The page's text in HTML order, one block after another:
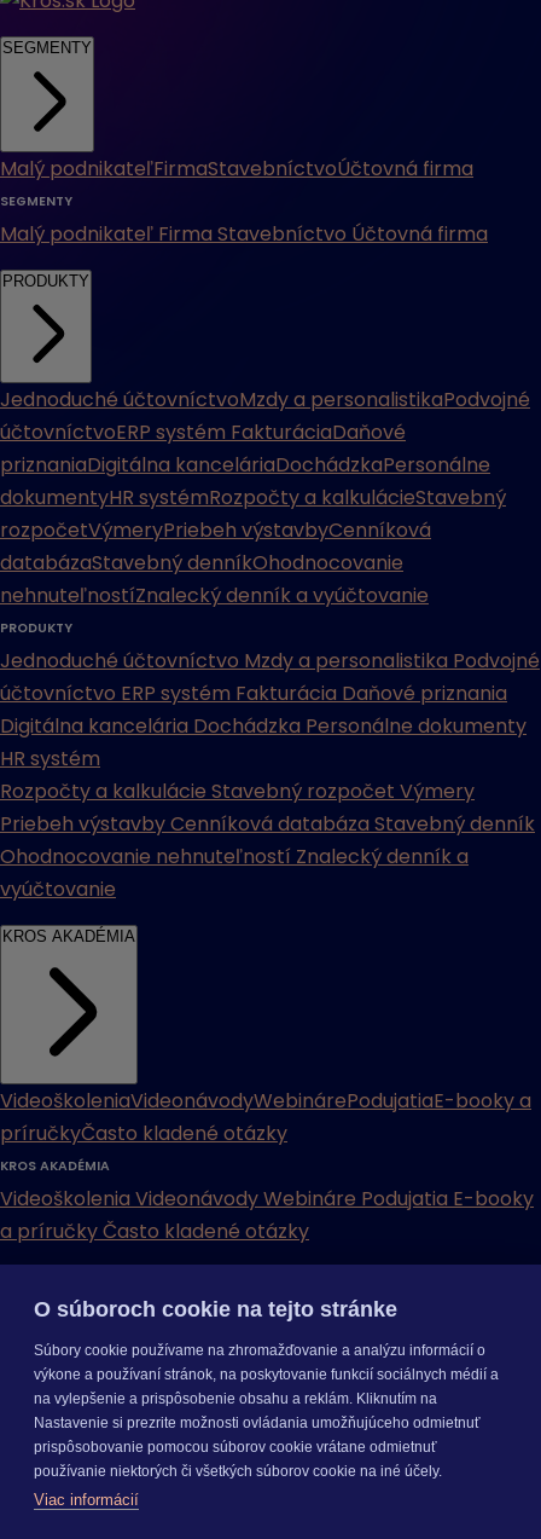
SEGMENTY
Malý podnikateľFirmaStavebníctvoÚčtovná firma
SEGMENTY
Malý podnikateľ Firma Stavebníctvo Účtovná firma
PRODUKTY
Jednoduché účtovníctvoMzdy a personalistikaPodvojné
účtovníctvoERP systém FakturáciaDaňové
priznaniaDigitálna kanceláriaDochádzkaPersonálne
dokumentyHR systémRozpočty a kalkulácieStavebný
rozpočetVýmeryPriebeh výstavbyCenníková
databázaStavebný denníkOhodnocovanie
nehnuteľnostíZnalecký denník a vyúčtovanie
PRODUKTY
Jednoduché účtovníctvo Mzdy a personalistika Podvojné
účtovníctvo ERP systém Fakturácia Daňové priznania
Digitálna kancelária Dochádzka Personálne dokumenty
HR systém
Rozpočty a kalkulácie Stavebný rozpočet Výmery
Priebeh výstavbyCenníková databáza Stavebný denník
Ohodnocovanie nehnuteľností Znalecký denník a
vyúčtovanie
KROS AKADÉMIA
VideoškoleniaVideonávodyWebinárePodujatiaE-booky a
príručkyČasto kladené otázky
KROS AKADÉMIA
Videoškolenia VideonávodyWebináre Podujatia E-booky
a príručkyČasto kladené otázky
konfiguráciaAktualizácia verziíMobilné aplikácie
CenníkyOdporučte násPrávne dokumentyOdporúčaná
konfiguráciaAktualizácia verziíMobilné aplikácie
Odoberajte
O súboroch cookie na tejto stránke
Súbory cookie používame na zhromažďovanie a analýzu informácií o
výkone a používaní stránok, na poskytovanie funkcií sociálnych médií a
na vylepšenie a prispôsobenie obsahu a reklám. Kliknutím na
Nastavenie si prezrite možnosti ovládania umožňujúceho odmietnuť
prispôsobovanie pomocou súborov cookie vrátane odmietnuť
používanie niektorých či všetkých súborov cookie na iné účely.
Viac informácií